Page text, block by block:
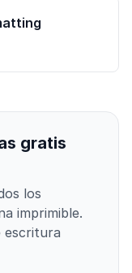
gratis
los
imprimible.
escritura